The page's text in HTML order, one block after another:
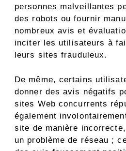
personnes malveillantes
des robots ou fournir
nombreux avis et
inciter les utilisateurs à
leurs sites frauduleux.
De même, certains
donner des avis négatifs
sites Web concurrents
également
site de manière
un problème de réseau ;